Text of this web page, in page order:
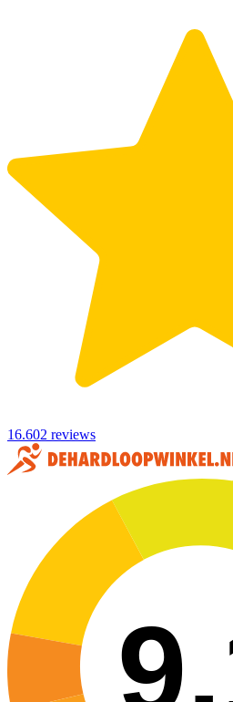
16.602 reviews